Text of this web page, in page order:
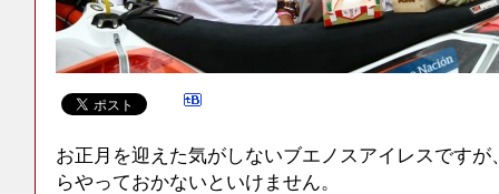
お正月を迎えた気がしないブエノスアイレスです
らやっておかないといけません。